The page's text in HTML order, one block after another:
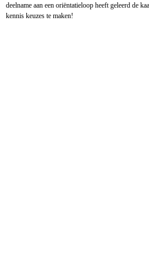
deelname aan een oriëntatieloop heeft geleerd de
kennis keuzes te maken!